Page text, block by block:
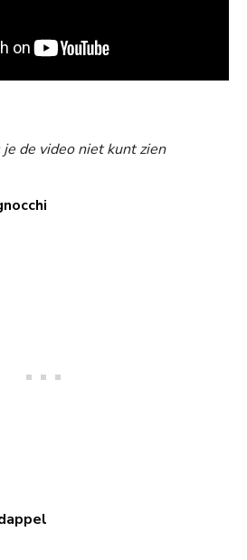
de video niet kunt zien